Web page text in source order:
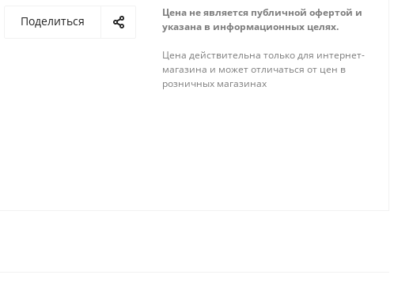
Поделиться
Цена не является публичной офертой и
указана в информационных целях.
Цена действительна только для интернет-
магазина и может отличаться от цен в
розничных магазинах